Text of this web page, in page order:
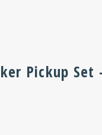
Pickup Set